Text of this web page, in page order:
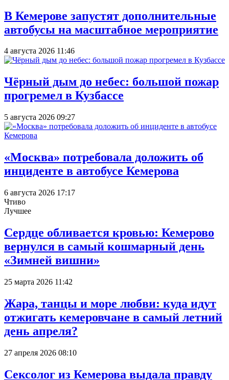
В Кемерове запустят дополнительные
автобусы на масштабное мероприятие
4 августа 2026 11:46
Чёрный дым до небес: большой пожар
прогремел в Кузбассе
5 августа 2026 09:27
«Москва» потребовала доложить об
инциденте в автобусе Кемерова
6 августа 2026 17:17
Чтиво
Лучшее
Сердце обливается кровью: Кемерово
вернулся в самый кошмарный день
«Зимней вишни»
25 марта 2026 11:42
Жара, танцы и море любви: куда идут
отжигать кемеровчане в самый летний
день апреля?
27 апреля 2026 08:10
Сексолог из Кемерова выдала правду